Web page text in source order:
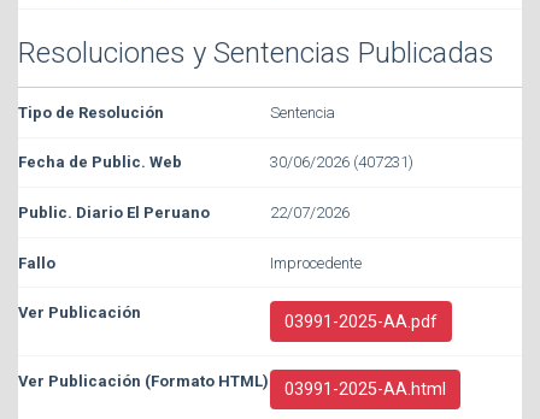
Resoluciones y Sentencias Publicadas
Sentencia
30/06/2026 (407231)
22/07/2026
Improcedente
03991-2025-AA.pdf
03991-2025-AA.html